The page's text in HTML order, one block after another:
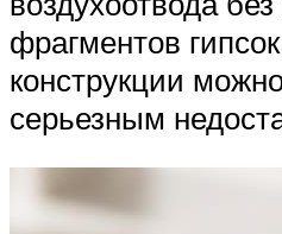
фрагментов
конструкции
серьезным